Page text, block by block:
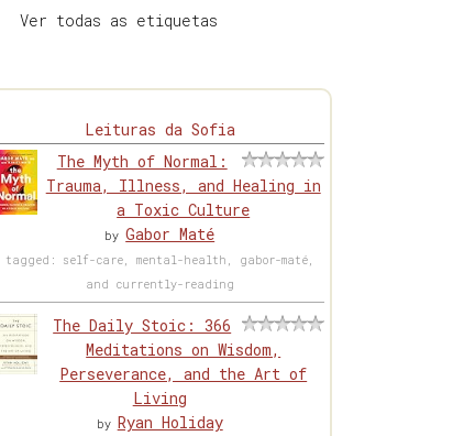
Ver todas as etiquetas
Leituras da Sofia
The Myth of Normal:
Trauma, Illness, and Healing in
a Toxic Culture
byGabor Maté
tagged: self-care, mental-health, gabor-maté,
and currently-reading
The Daily Stoic: 366
Meditations on Wisdom,
Perseverance, and the Art of
Living
by Ryan Holiday